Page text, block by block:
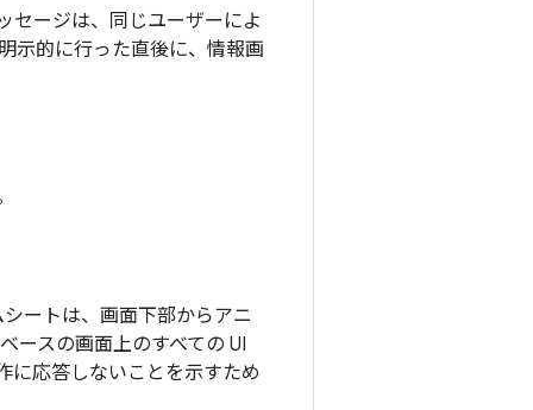
セージは、同じユーザーによ
示的に行った直後に、情報画
ートは、画面下部からアニ
ースの画面上のすべての UI
に応答しないことを示すため